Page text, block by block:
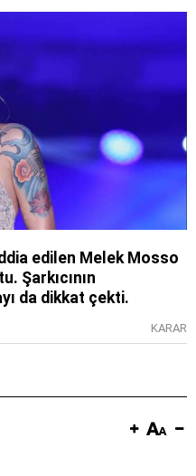
edilen Melek Mosso
Şarkıcının
da dikkat çekti.
KARAR